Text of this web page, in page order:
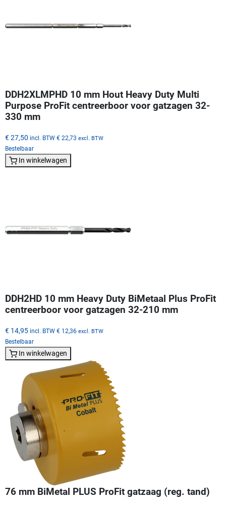
DDH2XLMPHD 10 mm Hout Heavy Duty Multi
Purpose ProFit centreerboor voor gatzagen 32-
330 mm
€ 27,50 incl. BTW € 22,73 excl. BTW
Bestelbaar
In winkelwagen
DDH2HD 10 mm Heavy Duty BiMetaal Plus ProFit
centreerboor voor gatzagen 32-210 mm
€ 14,95 incl. BTW € 12,36 excl. BTW
Bestelbaar
In winkelwagen
76 mm BiMetal PLUS ProFit gatzaag (reg. tand)